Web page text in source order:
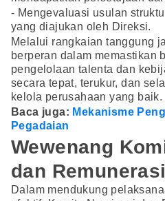
- Mengevaluasi usulan
yang diajukan oleh Direksi.
Melalui rangkaian tanggung
berperan dalam memastikan
pengelolaan talenta dan
secara tepat, terukur, dan
kelola perusahaan yang baik.
Baca juga: Mekanisme
Pegadaian
Wewenang
dan Remunerasi
Dalam mendukung